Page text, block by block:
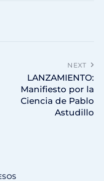
NEXT
LANZAMIENTO:
Manifiesto por la
Ciencia de Pablo
Astudillo